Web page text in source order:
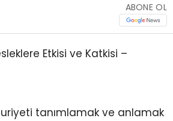
ABONE OL
Etkisi ve Katkisi –
tanımlamak ve anlamak